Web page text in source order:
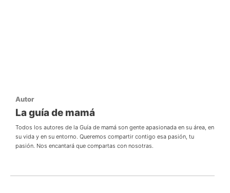
Autor
La guía de mamá
Todos los autores de la Guía de mamá son gente apasionada en su área, en
su vida y en su entorno. Queremos compartir contigo esa pasión, tu
pasión. Nos encantará que compartas con nosotras.